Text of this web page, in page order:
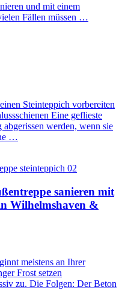
und mit einem
Fällen müssen …
Steinteppich vorbereiten
Eine geflieste
werden, wenn sie
…
sanieren mit
Wilhelmshaven &
meistens an Ihrer
Frost setzen
zu. Die Folgen: Der Beton